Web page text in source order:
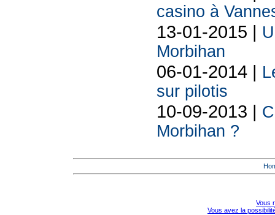
casino à
13-01-2015 |
Morbihan
06-01-2014 |
sur pilotis
10-09-2013 |
Morbihan ?
Vous
Vous avez la